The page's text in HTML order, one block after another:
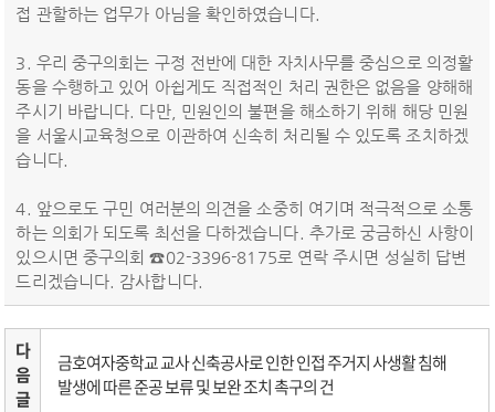
접 관할하는 업무가 아님을 확인하였습니다.
우리 중구의회는 구정 전반에 대한 자치사무를 중심으로 의정활
동을 수행하고 있어 아쉽게도 직접적인 처리 권한은 없음을 양해해
주시기 바랍니다. 다만, 민원인의 불편을 해소하기 위해 해당 민원
을 서울시교육청으로 이관하여 신속히 처리될 수 있도록 조치하겠
습니다.
앞으로도 구민 여러분의 의견을 소중히 여기며 적극적으로 소통
하는 의회가 되도록 최선을 다하겠습니다. 추가로 궁금하신 사항이
있으시면 중구의회 ☎02-3396-8175로 연락 주시면 성실히 답변
드리겠습니다. 감사합니다.
다
음
글
금호여자중학교 교사 신축공사로 인한 인접 주거지 사생활 침해
발생에 따른 준공 보류 및 보완 조치 촉구의 건